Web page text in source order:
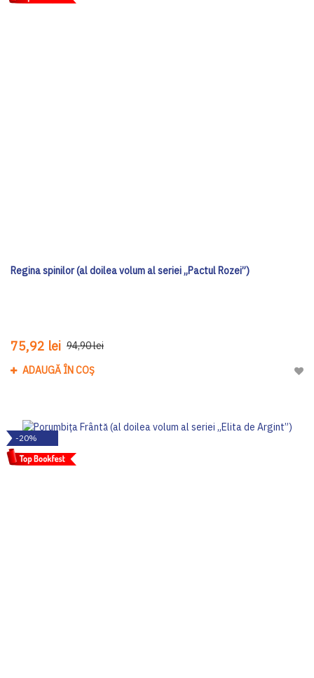
Regina spinilor (al doilea volum al seriei „Pactul Rozei”)
75,92 lei 94,90 lei
ADAUGĂ ÎN COȘ
-20%